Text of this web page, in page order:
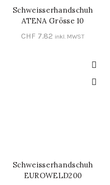
IN DEN WARENKORB
Schweisserhandschuh
ATENA Grösse 10
CHF 7.82 inkl. MWST
IN DEN WARENKORB
Schweisserhandschuh
EUROWELD200